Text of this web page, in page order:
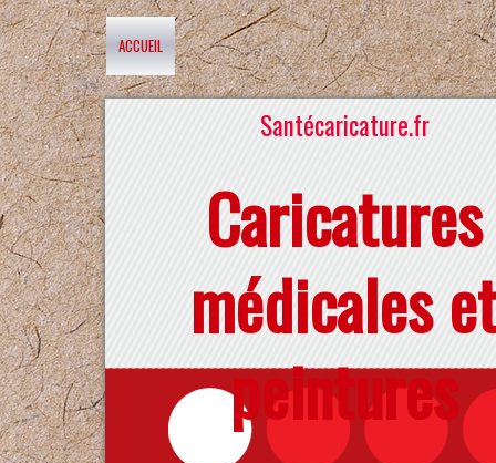
ACCUEIL
Santécaricature.fr
Caricatures
médicales
peintures